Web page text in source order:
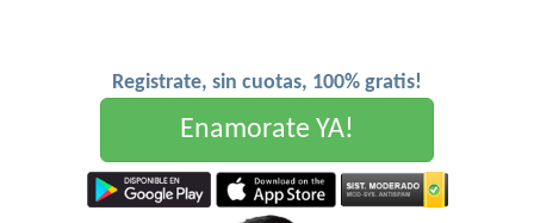
Registrate, sin cuotas, 100% gratis!
Enamorate YA!